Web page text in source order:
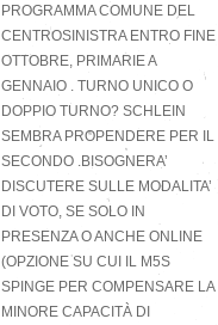
PROGRAMMA COMUNE DEL
CENTROSINISTRA ENTRO FINE
OTTOBRE, PRIMARIE A
GENNAIO . TURNO UNICO O
DOPPIO TURNO? SCHLEIN
SEMBRA PROPENDERE PER IL
SECONDO .BISOGNERA’
DISCUTERE SULLE MODALITA’
DI VOTO, SE SOLO IN
PRESENZA O ANCHE ONLINE
(OPZIONE SU CUI IL M5S
SPINGE PER COMPENSARE LA
MINORE CAPACITÀ DI